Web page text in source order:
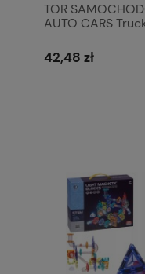
TOR
AUTO CARS
42,48 zł